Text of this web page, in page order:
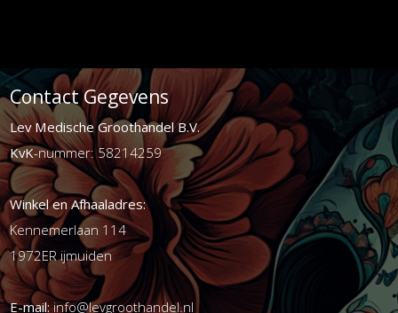
Contact Gegevens
Lev Medische Groothandel B.V.
KvK-nummer: 58214259
Winkel en Afhaaladres:
Kennemerlaan 114
1972ER ijmuiden
E-mail:info@levgroothandel.nl